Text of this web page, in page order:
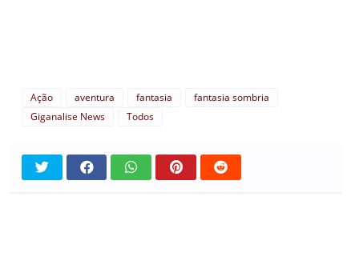
Ação aventura fantasia
fantasia sombria
Giganalise News
Todos